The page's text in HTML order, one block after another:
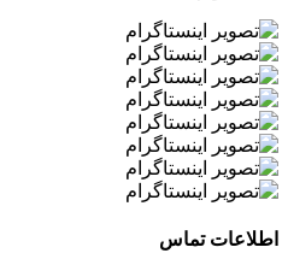
اطلاعات تماس